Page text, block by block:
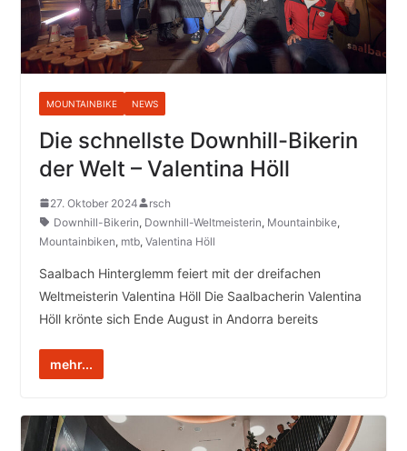
MOUNTAINBIKE NEWS
Die schnellste Downhill-Bikerin
der Welt – Valentina Höll
27. Oktober 2024
rsch
Downhill-Bikerin, Downhill-Weltmeisterin, Mountainbike,
Mountainbiken, mtb, Valentina Höll
Saalbach Hinterglemm feiert mit der dreifachen
Weltmeisterin Valentina Höll Die Saalbacherin Valentina
Höll krönte sich Ende August in Andorra bereits
mehr...